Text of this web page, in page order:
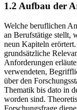
1.2 Aufbau der
Welche beruflichen
an Berufstätige stellt,
neun Kapiteln
grundsätzliche
Anforderungen
verwendeten,
über den
Thematik bis dato in
worden sind.
Forschungsfrage